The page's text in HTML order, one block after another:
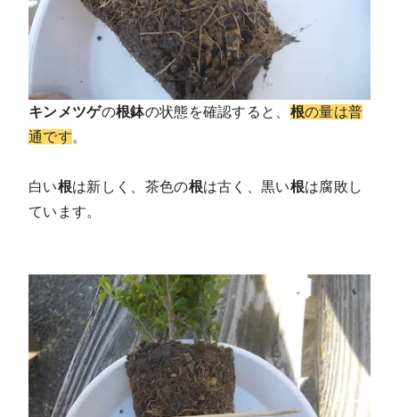
キンメツゲの根鉢の状態を確認すると、 根の量は普
通です。
白い根は新しく、茶色の根は古く、黒い根は腐敗し
ています。